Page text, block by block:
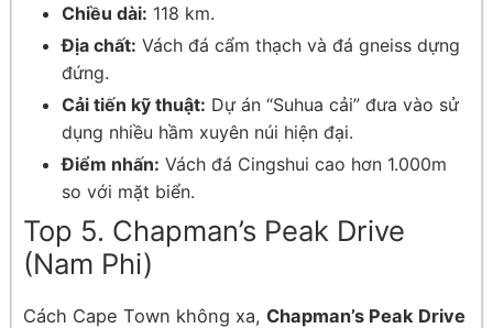
Chiều dài: 118 km.
Địa chất: Vách đá cẩm thạch và đá gneiss dựng
đứng.
Cải tiến kỹ thuật: Dự án “Suhua cải” đưa vào sử
dụng nhiều hầm xuyên núi hiện đại.
Điểm nhấn: Vách đá Cingshui cao hơn 1.000m
so với mặt biển.
Top 5. Chapman’s Peak Drive
(Nam Phi)
Cách Cape Town không xa, Chapman’s Peak Drive